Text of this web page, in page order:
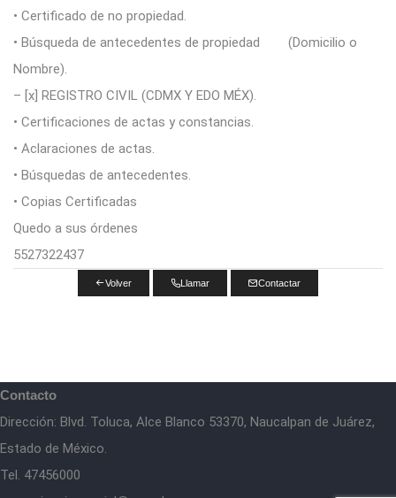
• Certificado de no propiedad.
• Búsqueda de antecedentes de propiedad (Domicilio o
Nombre).
– [x] REGISTRO CIVIL (CDMX Y EDO MÉX).
• Certificaciones de actas y constancias.
• Aclaraciones de actas.
• Búsquedas de antecedentes.
• Copias Certificadas
Quedo a sus órdenes
5527322437
Volver Llamar Contactar
Contacto
Dirección: Blvd. Toluca, Alce Blanco 53370, Naucalpan de Juárez,
Estado de México.
Tel. 47456000